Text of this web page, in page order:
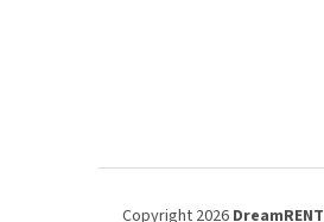
Copyright 2026 DreamRENT